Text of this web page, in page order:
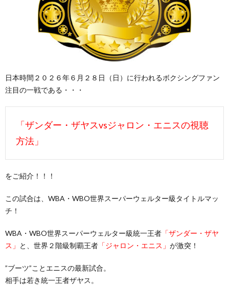
日本時間２０２６年６月２８日（日）に行われるボクシングファン
注目の一戦である・・・
「ザンダー・ザヤスvsジャロン・エニスの視聴
方法」
をご紹介！！！
この試合は、WBA・WBO世界スーパーウェルター級タイトルマッ
チ！
WBA・WBO世界スーパーウェルター級統一王者 「ザンダー・ザヤ
ス」 と、世界２階級制覇王者 「ジャロン・エニス」 が激突！
”ブーツ”ことエニスの最新試合。
相手は若き統一王者ザヤス。